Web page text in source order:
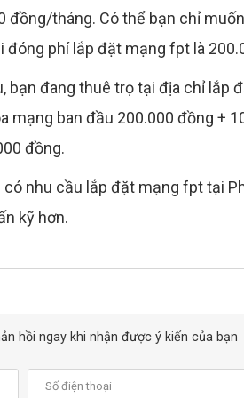
đồng/tháng. Có thể bạn chỉ
phí lắp đặt mạng fpt là
bạn đang thuê trọ tại địa chỉ lắp
mạng ban đầu 200.000 đồng +
đồng.
nhu cầu lắp đặt mạng fpt tại
kỹ hơn.
hồi ngay khi nhận được ý kiến của bạn